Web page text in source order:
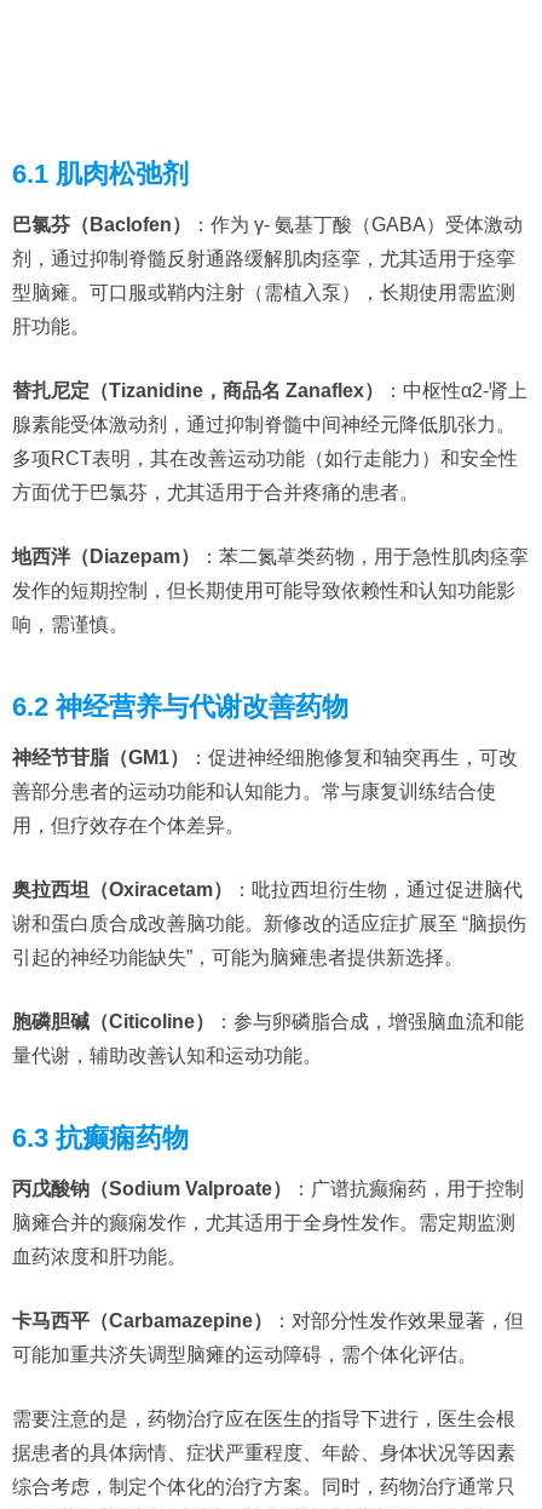
6.1 肌肉松弛剂
巴氯芬（Baclofen）
：作为 γ- 氨基丁酸（GABA）受体激动
剂，通过抑制脊髓反射通路缓解肌肉痉挛，尤其适用于痉挛
型脑瘫。可口服或鞘内注射（需植入泵），长期使用需监测
肝功能。
替扎尼定（Tizanidine，商品名 Zanaflex）
：中枢性α2-肾上
腺素能受体激动剂，通过抑制脊髓中间神经元降低肌张力。
多项RCT表明，其在改善运动功能（如行走能力）和安全性
方面优于巴氯芬，尤其适用于合并疼痛的患者。
地西泮（Diazepam）
：苯二氮䓬类药物，用于急性肌肉痉挛
发作的短期控制，但长期使用可能导致依赖性和认知功能影
响，需谨慎。
6.2 神经营养与代谢改善药物
神经节苷脂（GM1）
：促进神经细胞修复和轴突再生，可改
善部分患者的运动功能和认知能力。常与康复训练结合使
用，但疗效存在个体差异。
奥拉西坦（Oxiracetam）
：吡拉西坦衍生物，通过促进脑代
谢和蛋白质合成改善脑功能。新修改的适应症扩展至 “脑损伤
引起的神经功能缺失”，可能为脑瘫患者提供新选择。
胞磷胆碱（Citicoline）
：参与卵磷脂合成，增强脑血流和能
量代谢，辅助改善认知和运动功能。
6.3 抗癫痫药物
丙戊酸钠（Sodium Valproate）
：广谱抗癫痫药，用于控制
脑瘫合并的癫痫发作，尤其适用于全身性发作。需定期监测
血药浓度和肝功能。
卡马西平（Carbamazepine）
：对部分性发作效果显著，但
可能加重共济失调型脑瘫的运动障碍，需个体化评估。
需要注意的是，药物治疗应在医生的指导下进行，医生会根
据患者的具体病情、症状严重程度、年龄、身体状况等因素
综合考虑，制定个体化的治疗方案。同时，药物治疗通常只